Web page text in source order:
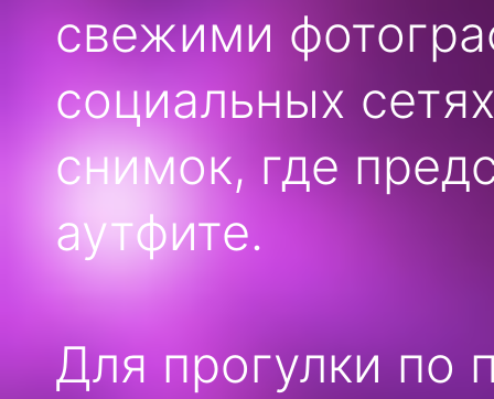
свежими
социальных
снимок, где
аутфите.
Для прогулки по